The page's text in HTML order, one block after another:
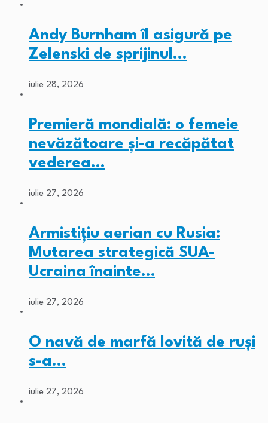
Andy Burnham îl asigură pe
Zelenski de sprijinul…
iulie 28, 2026
Premieră mondială: o femeie
nevăzătoare și-a recăpătat
vederea…
iulie 27, 2026
Armistițiu aerian cu Rusia:
Mutarea strategică SUA-
Ucraina înainte…
iulie 27, 2026
O navă de marfă lovită de ruși
s-a…
iulie 27, 2026